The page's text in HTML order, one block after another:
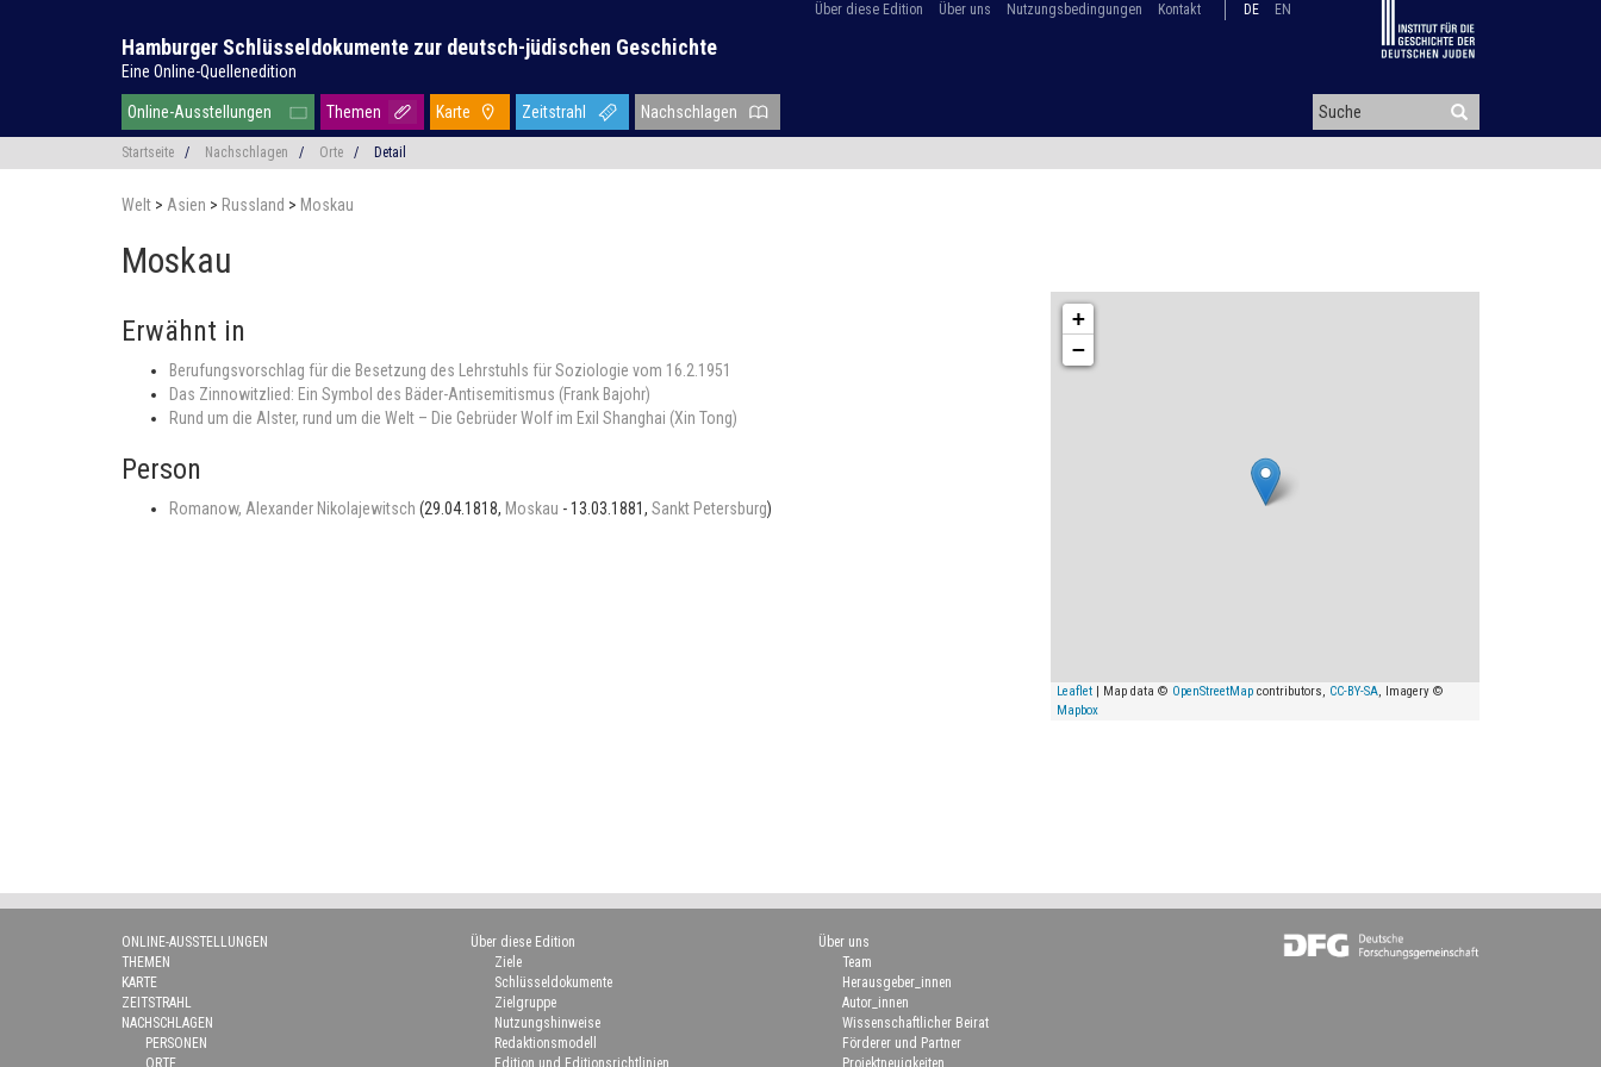
Über diese Edition Über uns Nutzungsbedingungen Kontakt DE EN
Hamburger Schlüsseldokumente zur deutsch-jüdischen Geschichte
Eine Online-Quellenedition
Online-Ausstellungen Themen Karte Zeitstrahl Nachschlagen
Startseite / Nachschlagen / Orte / Detail
Welt > Asien > Russland > Moskau
Moskau
Erwähnt in
Berufungsvorschlag für die Besetzung des Lehrstuhls für Soziologie vom 16.2.1951
Das Zinnowitzlied: Ein Symbol des Bäder-Antisemitismus (Frank Bajohr)
Rund um die Alster, rund um die Welt – Die Gebrüder Wolf im Exil Shanghai (Xin Tong)
Person
Romanow, Alexander Nikolajewitsch (29.04.1818, Moskau - 13.03.1881, Sankt Petersburg)
+
−
Leaflet | Map data © OpenStreetMap contributors, CC-BY-SA, Imagery ©
Mapbox
ONLINE-AUSSTELLUNGEN
THEMEN
KARTE
ZEITSTRAHL
NACHSCHLAGEN
PERSONEN
ORTE
Über diese Edition
Ziele
Schlüsseldokumente
Zielgruppe
Nutzungshinweise
Redaktionsmodell
Edition und Editionsrichtlinien
Über uns
Team
Herausgeber_innen
Autor_innen
Wissenschaftlicher Beirat
Förderer und Partner
Projektneuigkeiten